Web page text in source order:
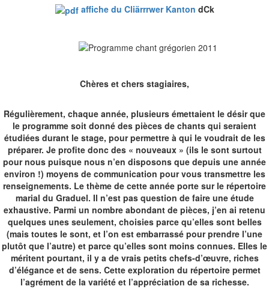
affiche du Cliärrrwer Kanton dCk
Chères et chers stagiaires,
Régulièrement, chaque année, plusieurs émettaient le désir que
le programme soit donné des pièces de chants qui seraient
étudiées durant le stage, pour permettre à qui le voudrait de les
préparer. Je profite donc des « nouveaux » (ils le sont surtout
pour nous puisque nous n’en disposons que depuis une année
environ !) moyens de communication pour vous transmettre les
renseignements. Le thème de cette année porte sur le répertoire
marial du Graduel. Il n’est pas question de faire une étude
exhaustive. Parmi un nombre abondant de pièces, j’en ai retenu
quelques unes seulement, choisies parce qu’elles sont belles
(mais toutes le sont, et l’on est embarrassé pour prendre l’une
plutôt que l’autre) et parce qu’elles sont moins connues. Elles le
méritent pourtant, il y a de vrais petits chefs-d’œuvre, riches
d’élégance et de sens. Cette exploration du répertoire permet
l’agrément de la variété et l’appréciation de sa richesse.